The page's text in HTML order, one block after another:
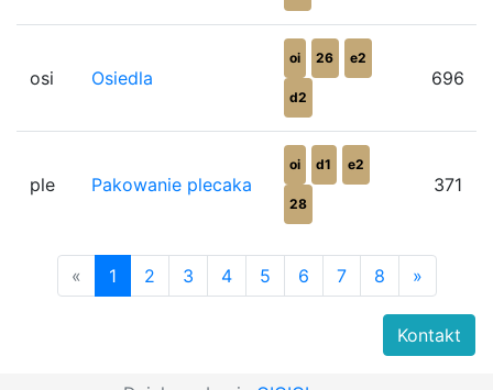
osi Osiedla
oi 26 e2
d2
696
ple Pakowanie plecaka
oi d1 e2
28
371
« 1 2 3 4 5 6 7 8 »
Kontakt